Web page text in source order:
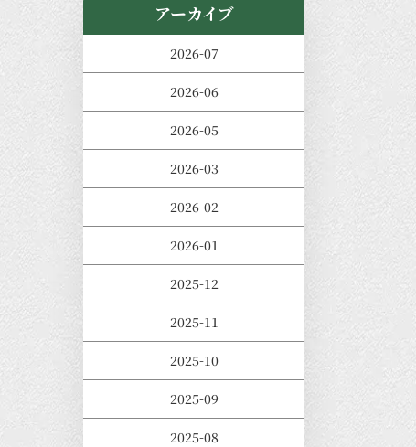
アーカイブ
2026-07
2026-06
2026-05
2026-03
2026-02
2026-01
2025-12
2025-11
2025-10
2025-09
2025-08